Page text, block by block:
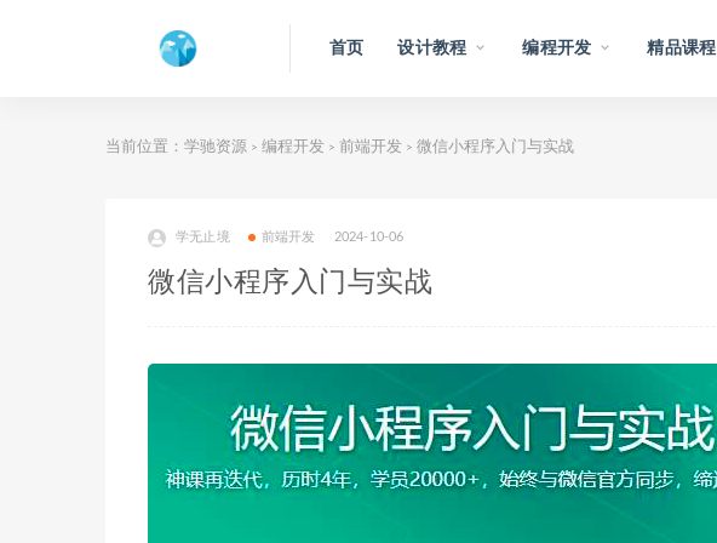
首页 设计教程 编程开发 精品课程
当前位置： 学驰资源 > 编程开发 > 前端开发 > 微信小程序入门与实战
学无止境 前端开发 2024-10-06
微信小程序入门与实战